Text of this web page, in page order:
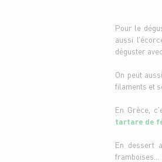
Pour le
aussi
déguster
On peut
filaments et
En Grèce,
tartare de
En dessert
framboises…